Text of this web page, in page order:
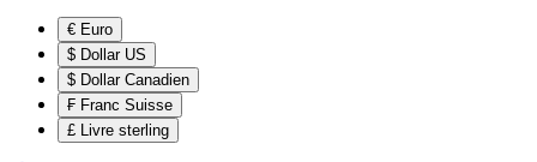
€ Euro
$ Dollar US
$ Dollar Canadien
₣ Franc Suisse
£ Livre sterling